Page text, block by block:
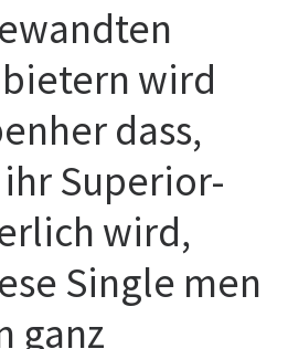
wird
dass,
Superior-
wird,
Single men
ganz